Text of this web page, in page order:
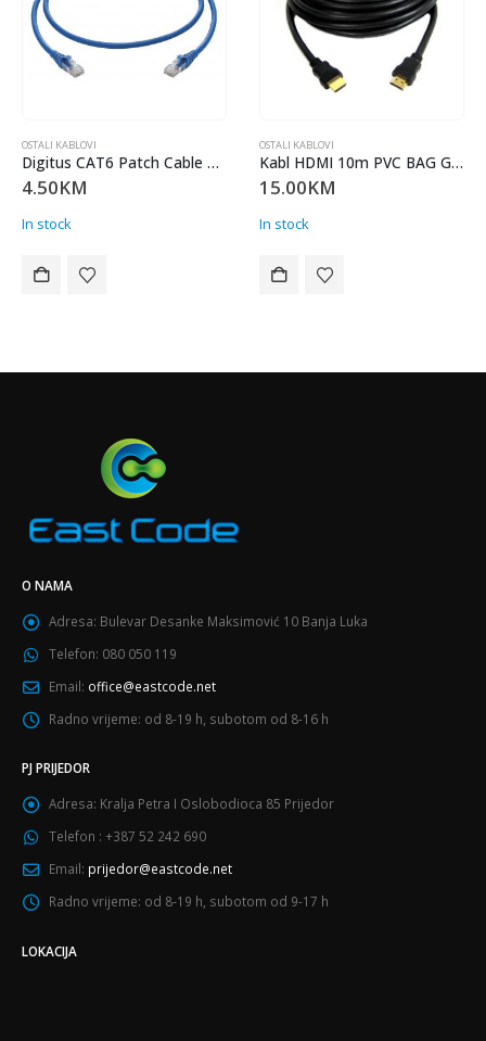
OSTALI KABLOVI
Digitus CAT6 Patch Cable UTP 2m DK-1617-020-B
4.50KM
In stock
OSTALI KABLOVI
Kabl HDMI 10m PVC BAG GIGATECH HDMI10
15.00KM
In stock
O NAMA
Adresa: Bulevar Desanke Maksimović 10 Banja Luka
Telefon: 080 050 119
Email: office@eastcode.net
Radno vrijeme: od 8-19 h, subotom od 8-16 h
PJ PRIJEDOR
Adresa: Kralja Petra I Oslobodioca 85 Prijedor
Telefon : +387 52 242 690
Email: prijedor@eastcode.net
Radno vrijeme: od 8-19 h, subotom od 9-17 h
LOKACIJA